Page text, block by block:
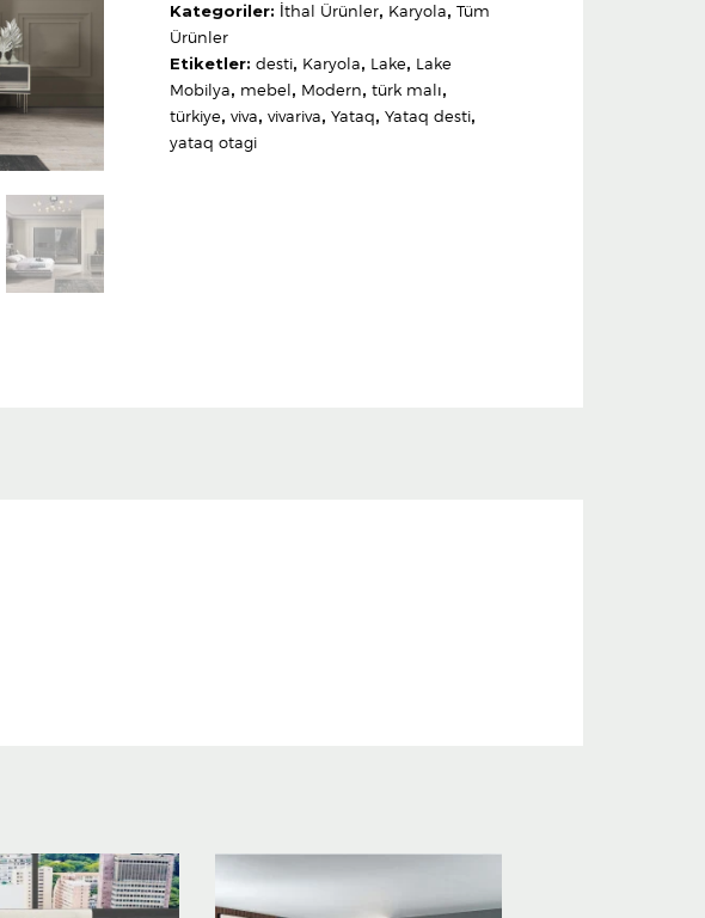
Kategoriler: İthal Ürünler, Karyola, Tüm
Ürünler
Etiketler: desti, Karyola, Lake, Lake
Mobilya, mebel, Modern, türk malı,
türkiye, viva, vivariva, Yataq, Yataq desti,
yataq otagi